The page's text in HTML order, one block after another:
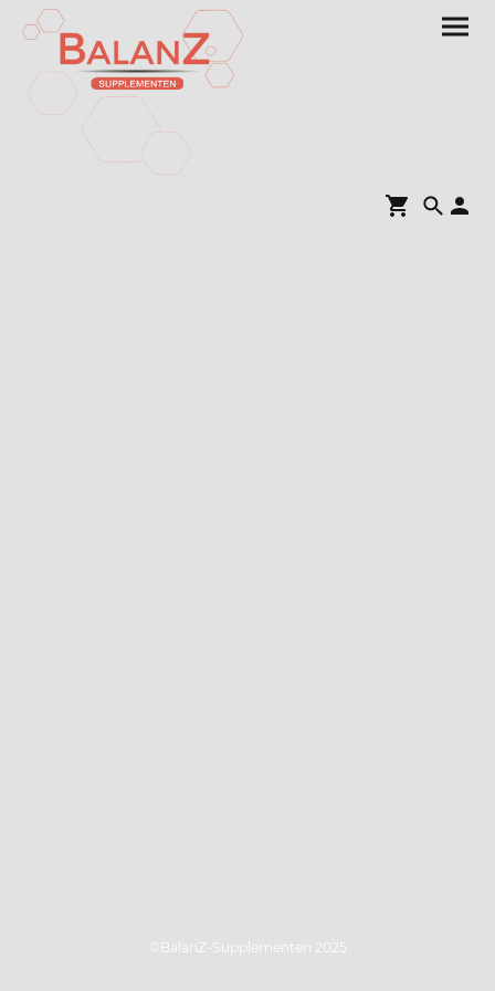
©BalanZ-Supplementen 2025